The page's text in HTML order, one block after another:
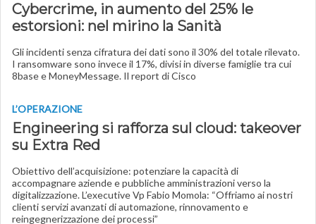
Cybercrime, in aumento del 25% le
estorsioni: nel mirino la Sanità
Gli incidenti senza cifratura dei dati sono il 30% del totale rilevato.
I ransomware sono invece il 17%, divisi in diverse famiglie tra cui
8base e MoneyMessage. Il report di Cisco
L’OPERAZIONE
Engineering si rafforza sul cloud: takeover
su Extra Red
Obiettivo dell’acquisizione: potenziare la capacità di
accompagnare aziende e pubbliche amministrazioni verso la
digitalizzazione. L’executive Vp Fabio Momola: “Offriamo ai nostri
clienti servizi avanzati di automazione, rinnovamento e
reingegnerizzazione dei processi”